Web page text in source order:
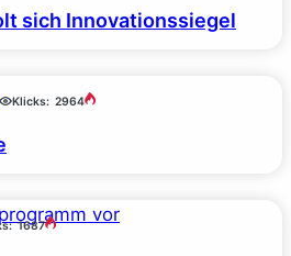
sich Innovationssiegel
Klicks: 2964
1687